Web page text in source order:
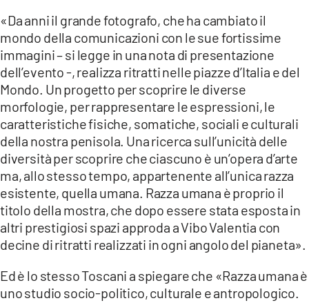
ILREGGINO.IT
COSENZACHANNEL.IT
ILVIBONESE.IT
CATANZAROCHANNEL.IT
LACAPITALENEWS.IT
App
ANDROID
APPLE
«Da anni il grande fotografo, che ha cambiato il
mondo della comunicazioni con le sue fortissime
immagini – si legge in una nota di presentazione
dell’evento -, realizza ritratti nelle piazze d’Italia e del
Mondo. Un progetto per scoprire le diverse
morfologie, per rappresentare le espressioni, le
caratteristiche fisiche, somatiche, sociali e culturali
della nostra penisola. Una ricerca sull’unicità delle
diversità per scoprire che ciascuno è un’opera d’arte
ma, allo stesso tempo, appartenente all’unica razza
esistente, quella umana. Razza umana è proprio il
titolo della mostra, che dopo essere stata esposta in
altri prestigiosi spazi approda a Vibo Valentia con
decine di ritratti realizzati in ogni angolo del pianeta».
Ed è lo stesso Toscani a spiegare che «Razza umana è
uno studio socio-politico, culturale e antropologico.